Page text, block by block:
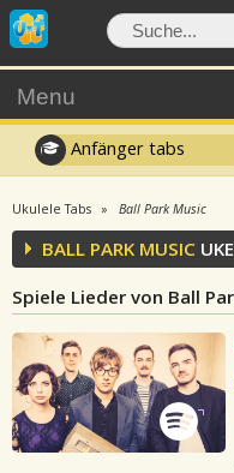
Menu
Anfänger tabs
Ukulele Tabs Ball Park Music
BALL PARK MUSIC
Spiele Lieder von Ball